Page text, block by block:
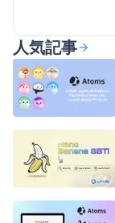
人気記事